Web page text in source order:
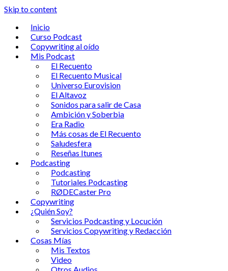
Skip to content
Inicio
Curso Podcast
Copywriting al oído
Mis Podcast
El Recuento
El Recuento Musical
Universo Eurovision
El Altavoz
Sonidos para salir de Casa
Ambición y Soberbia
Era Radio
Más cosas de El Recuento
Saludesfera
Reseñas Itunes
Podcasting
Podcasting
Tutoriales Podcasting
RØDECaster Pro
Copywriting
¿Quién Soy?
Servicios Podcasting y Locución
Servicios Copywriting y Redacción
Cosas Mías
Mis Textos
Video